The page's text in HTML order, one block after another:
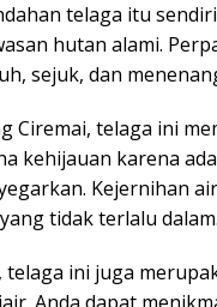
telaga itu
hutan alami.
sejuk, dan
Ciremai, telaga ini
kehijauan karena
Kejernihan
tidak terlalu dalam.
telaga ini juga